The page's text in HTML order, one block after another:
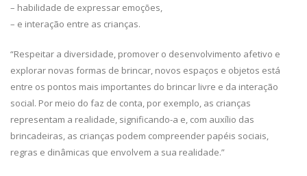
– habilidade de expressar emoções,
– e interação entre as crianças.
“Respeitar a diversidade, promover o desenvolvimento afetivo e
explorar novas formas de brincar, novos espaços e objetos está
entre os pontos mais importantes do brincar livre e da interação
social. Por meio do faz de conta, por exemplo, as crianças
representam a realidade, significando-a e, com auxílio das
brincadeiras, as crianças podem compreender papéis sociais,
regras e dinâmicas que envolvem a sua realidade.”